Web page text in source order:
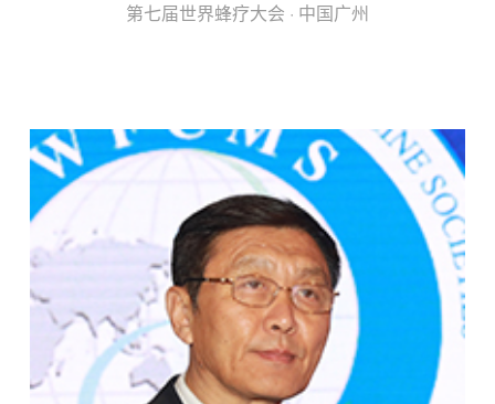
第七届世界蜂疗大会 · 中国广州